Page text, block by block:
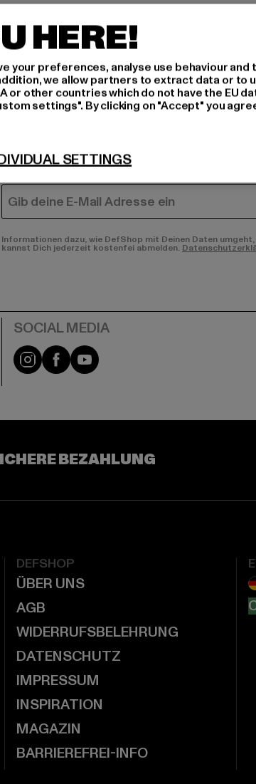
MÄNNER
FRAUEN
E-MAIL
Informationen dazu, wie DefShop mit Deinen Daten
kannst Dich jederzeit kostenfei abmelden.
Instagram
FacebookYouTube
BEZAHLUNG
DEFSHOP
ÜBER UNS
AGB
WIDERRUFSBELEHRUNG
DATENSCHUTZ
IMPRESSUM
INSPIRATION
MAGAZIN
BARRIEREFREI-INFO
HERE!
your preferences, analyse use behaviour and
we allow partners to extract data or to
or other countries which do not have the EU
settings". By clicking on "Accept" you
SETTINGS